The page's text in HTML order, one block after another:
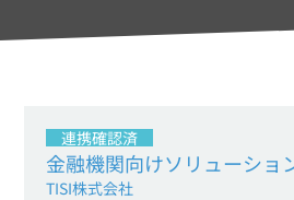
連携確認済
金融機関向けソリューシ
TISI株式会社